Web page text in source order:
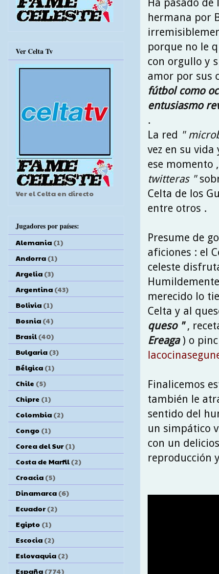
Ha pasado
hermana por
porque no le
con orgullo y
amor por sus
fútbol como
entusiasmo
.
La red "
vez en su
ese momento
twitteras "
Celta de los
entre otros .
Presume de
aficiones : el
celeste
merecido lo
Celta y al
queso ",
Ereaga) o
Finalicemos
también le
sentido del
un simpático
con un
reproducción
Ver Celta Tv
Ver el Celta en directo
Jugadores por países:
Alemania (1)
Andorra (1)
Argelia (3)
Argentina (43)
Bolivia (1)
Bosnia (4)
Brasil (40)
Bulgaria (3)
Bélgica (1)
Chile (5)
Chipre (1)
Colombia (2)
Congo (1)
Corea del Sur (1)
Costa de Marfil (2)
Croacia (5)
Dinamarca (6)
Ecuador (2)
Egipto (1)
Escocia (2)
Eslovaquia (2)
España (774)